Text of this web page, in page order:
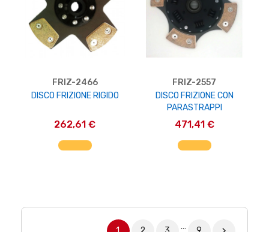
FRIZ-2466
DISCO FRIZIONE RIGIDO
262,61 €
AGGIUNGI AL CARRELLO
FRIZ-2557
DISCO FRIZIONE CON
PARASTRAPPI
471,41 €
AGGIUNGI AL CARRELLO
…